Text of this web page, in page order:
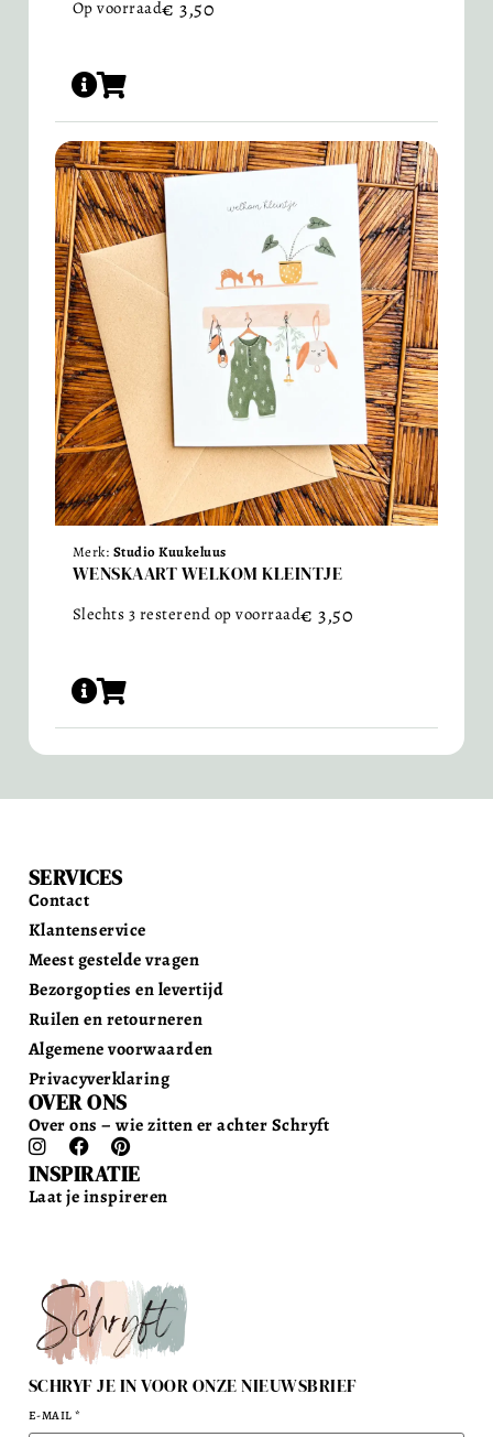
Op voorraad€ 3,50
Merk: Studio Kuukeluus
WENSKAART WELKOM KLEINTJE
Slechts 3 resterend op voorraad€ 3,50
SCHRYF JE IN VOOR ONZE NIEUWSBRIEF
E-MAIL*
SERVICES
Contact
Klantenservice
Meest gestelde vragen
Bezorgopties en levertijd
Ruilen en retourneren
Algemene voorwaarden
Privacyverklaring
OVER ONS
Over ons – wie zitten er achter Schryft
INSPIRATIE
Laat je inspireren